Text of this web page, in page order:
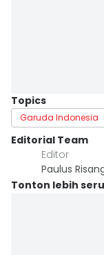
Topics
Garuda Indonesia
Editorial Team
Editor
Paulus
Tonton lebih